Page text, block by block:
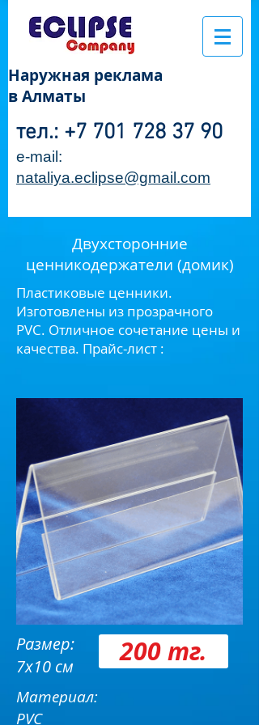
тел.: +7 701 728 37 90
e-mail:
nataliya.eclipse@gmail.com
Наружная реклама
в Алматы
Двухсторонние
ценникодержатели (домик)
Пластиковые ценники.
Изготовлены из прозрачного
PVC. Отличное сочетание цены и
качества. Прайс-лист :
Размер:
7х10 см
200 тг.
Материал:
PVC